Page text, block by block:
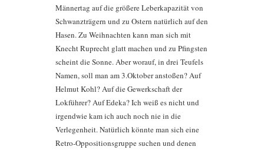
Männertag auf die größere Leberkapazität von
Schwanzträgern und zu Ostern natürlich auf den
Hasen. Zu Weihnachten kann man sich mit
Knecht Ruprecht glatt machen und zu Pfingsten
scheint die Sonne. Aber worauf, in drei Teufels
Namen, soll man am 3.Oktober anstoßen? Auf
Helmut Kohl? Auf die Gewerkschaft der
Lokführer? Auf Edeka? Ich weiß es nicht und
irgendwie kam ich auch noch nie in die
Verlegenheit. Natürlich könnte man sich eine
Retro-Oppositionsgruppe suchen und denen